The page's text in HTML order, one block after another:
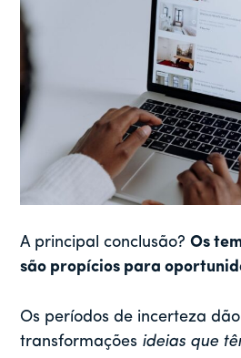
A principal conclusão?Os
são propícios para
Os períodos de incerteza
transformações ideias que